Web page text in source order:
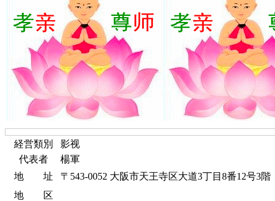
経営類別
影视
代表者
楊軍
地 址
〒543-0052 大阪市天王寺区大道3丁目8番12号3階
地 区